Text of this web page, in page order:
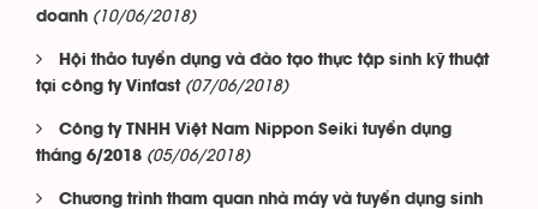
doanh (10/06/2018)
Hội thảo tuyển dụng và đào tạo thực tập sinh kỹ thuật
tại công ty Vinfast (07/06/2018)
Công ty TNHH Việt Nam Nippon Seiki tuyển dụng
tháng 6/2018 (05/06/2018)
Chương trình tham quan nhà máy và tuyển dụng sinh